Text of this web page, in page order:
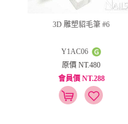
3D 雕塑貂毛筆 #6
Y1AC06
原價 NT.480
會員價 NT.288